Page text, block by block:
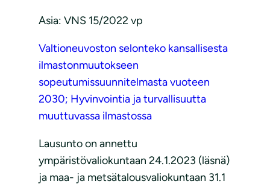
Asia: VNS 15/2022 vp
Valtioneuvoston selonteko kansallisesta
ilmastonmuutokseen
sopeutumissuunnitelmasta vuoteen
2030; Hyvinvointia ja turvallisuutta
muuttuvassa ilmastossa
Lausunto on annettu
ympäristövaliokuntaan 24.1.2023 (läsnä)
ja maa- ja metsätalousvaliokuntaan 31.1